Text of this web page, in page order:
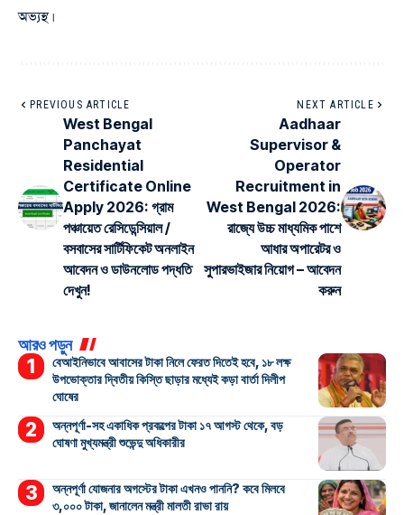
অভ্যস্থ।
PREVIOUS ARTICLE
West Bengal
Panchayat
Residential
Certificate Online
Apply 2026: গ্রাম
পঞ্চায়েত রেসিডেন্সিয়াল /
বসবাসের সার্টিফিকেট অনলাইন
আবেদন ও ডাউনলোড পদ্ধতি
দেখুন!
NEXT ARTICLE
Aadhaar
Supervisor &
Operator
Recruitment in
West Bengal 2026:
রাজ্যে উচ্চ মাধ্যমিক পাশে
আধার অপারেটর ও
সুপারভাইজার নিয়োগ – আবেদন
করুন
আরও পড়ুন
বেআইনিভাবে আবাসের টাকা নিলে ফেরত দিতেই হবে, ১৮ লক্ষ
উপভোক্তার দ্বিতীয় কিস্তি ছাড়ার মধ্যেই কড়া বার্তা দিলীপ
ঘোষের
অন্নপূর্ণা-সহ একাধিক প্রকল্পের টাকা ১৭ আগস্ট থেকে, বড়
ঘোষণা মুখ্যমন্ত্রী শুভেন্দু অধিকারীর
অন্নপূর্ণা যোজনার অগস্টের টাকা এখনও পাননি? কবে মিলবে
৩,০০০ টাকা, জানালেন মন্ত্রী মালতী রাভা রায়